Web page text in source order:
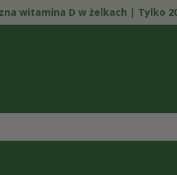
D w żelkach | Tylko 20 PLN